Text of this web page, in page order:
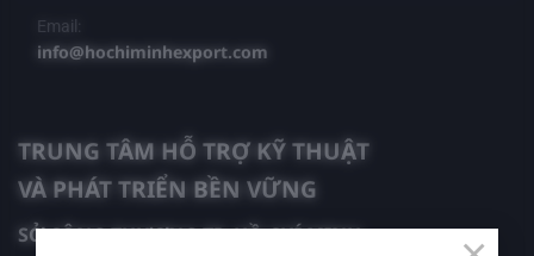
Email:
info@hochiminhexport.com
TRUNG TÂM HỖ TRỢ KỸ THUẬT
VÀ PHÁT TRIỂN BỀN VỮNG
SỞ CÔNG THƯƠNG TP. HỒ CHÍ MINH